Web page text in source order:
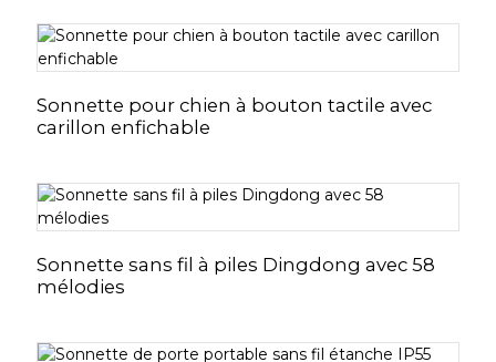
Sonnette pour chien à bouton tactile avec
carillon enfichable
Sonnette sans fil à piles Dingdong avec 58
mélodies